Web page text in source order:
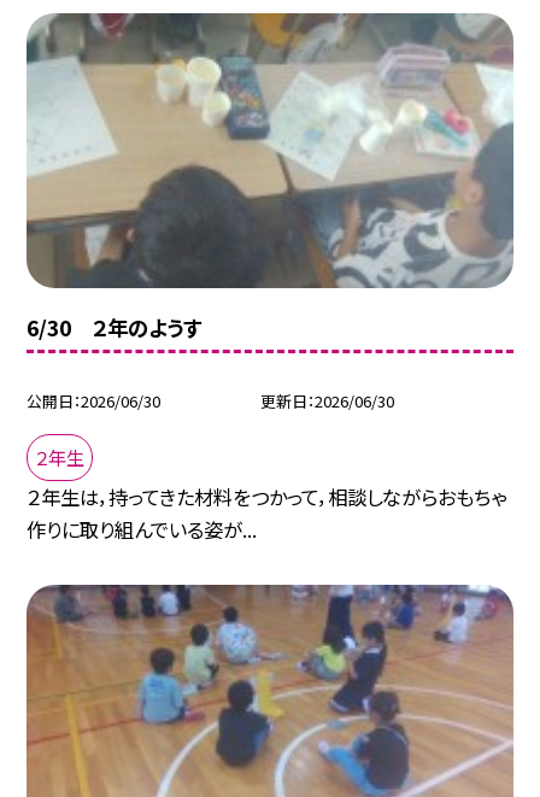
6/30 ２年のようす
公開日 2026/06/30 更新日 2026/06/30
２年生
２年生は，持ってきた材料をつかって，相談しながらおもちゃ
作りに取り組んでいる姿が...